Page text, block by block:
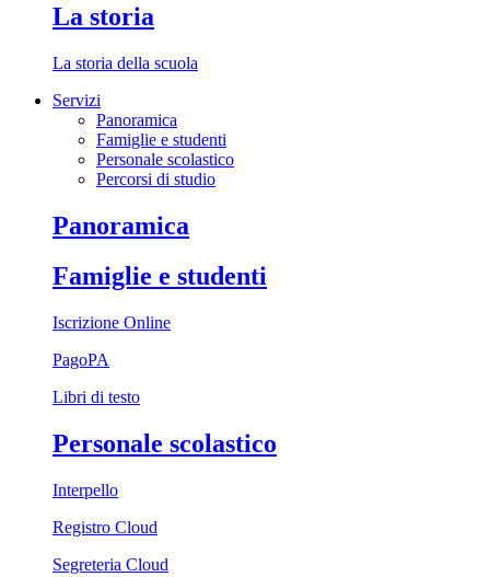
La storia
La storia della scuola
Servizi
Panoramica
Famiglie e studenti
Personale scolastico
Percorsi di studio
Panoramica
Famiglie e studenti
Iscrizione Online
PagoPA
Libri di testo
Personale scolastico
Interpello
Registro Cloud
Segreteria Cloud